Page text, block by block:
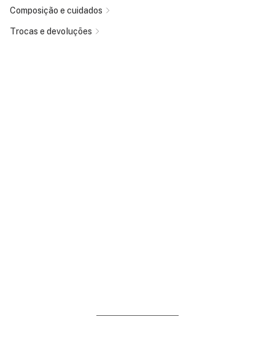
Composição e cuidados
Trocas e devoluções